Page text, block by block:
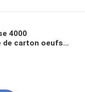
4000
de carton oeufs